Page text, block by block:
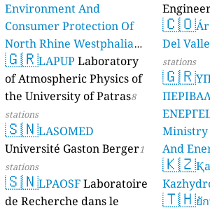
Environment And
Consumer Protection Of
North Rhine Westphalia
(Landesamt Für Natur,
Umwelt Und
Verbraucherschutz NRW)
61 stations
🇬🇷LAPUP Laboratory
of Atmospheric Physics of
the University of Patras8
stations
🇸🇳LASOMED
Université Gaston Berger1
stations
🇸🇳LPAOSF Laboratoire
de Recherche dans le
🇨🇴
Del
stations
🇬🇷
Ministry
And
🇰🇿
🇹🇭ยั